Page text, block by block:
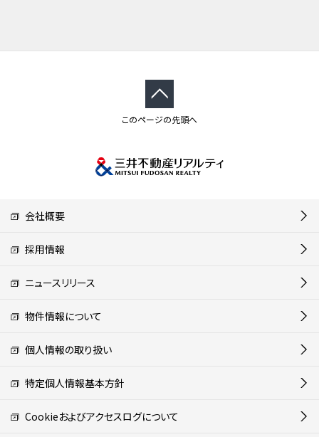
このページの先頭へ
会社概要
採用情報
ニュースリリース
物件情報について
個人情報の取り扱い
特定個人情報基本方針
Cookieおよびアクセスログについて